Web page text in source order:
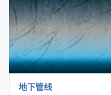
地下管线